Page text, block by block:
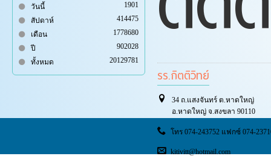
วันนี้
1901
สัปดาห์
414475
เดือน
1778680
ปี
902028
ทั้งหมด
20129781
รร.กิตติวิทย์
34 ถ.แสงจันทร์ ต.หาดใหญ่
อ.หาดใหญ่ จ.สงขลา 90110
โทร 074-243752 แฟกซ์ 074-
kitivitt@hotmail.com